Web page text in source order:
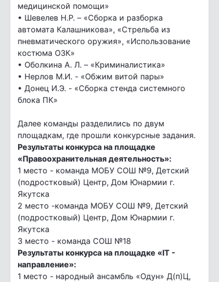
медицинской помощи»
• Шевелев Н.Р. – «Сборка и разборка
автомата Калашникова», «Стрельба из
пневматического оружия», «Использование
костюма ОЗК»
• Оболкина А. Л. – «Криминалистика»
• Нерлов М.И. - «Обжим витой пары»
• Донец И.Э. - «Сборка стенда системного
блока ПК»
Далее команды разделились по двум
площадкам, где прошли конкурсные задания.
Результаты конкурса на площадке
«Правоохранительная деятельность»:
1 место - команда МОБУ СОШ №9, Детский
(подростковый) Центр, Дом Юнармии г.
Якутска
2 место -команда МОБУ СОШ №9, Детский
(подростковый) Центр, Дом Юнармии г.
Якутска
3 место - команда СОШ №18
Результаты конкурса на площадке «IT -
направление»:
1 место - народный ансамбль «Одун» Д(п)Ц,